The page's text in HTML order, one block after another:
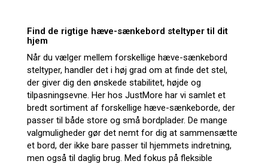
Find de rigtige hæve-sænkebord steltyper til dit
hjem
Når du vælger mellem forskellige hæve-sænkebord
steltyper, handler det i høj grad om at finde det stel,
der giver dig den ønskede stabilitet, højde og
tilpasningsevne. Her hos JustMore har vi samlet et
bredt sortiment af forskellige hæve-sænkeborde, der
passer til både store og små bordplader. De mange
valgmuligheder gør det nemt for dig at sammensætte
et bord, der ikke bare passer til hjemmets indretning,
men også til daglig brug. Med fokus på fleksible